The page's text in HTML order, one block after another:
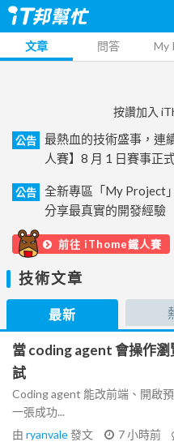
文章 問答 My
按讚加入
公告
最熱血的技術盛事，連
人賽】8 月 1 日賽事正
公告
全新專區「My Project
分享最真實的開發經驗
前往 iThome鐵人賽
技術文章
最新
當 coding agent 會操作瀏
試
Coding agent 能改前端、開啟
一張成功...
由 ryanvale發文 7 小時前